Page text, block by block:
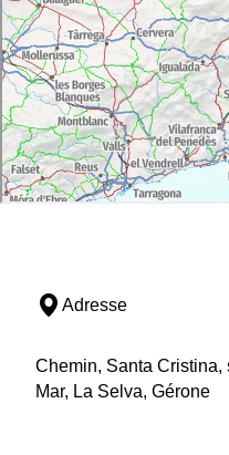
Adresse
Chemin, Santa Cristina,
Mar, La Selva, Gérone